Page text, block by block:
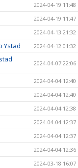
2024-04-19 11:48
2024-04-19 11:47
2024-04-13 21:32
Ystad 2024-04-12 01:32
2024-04-07 22:06
2024-04-04 12:40
2024-04-04 12:40
2024-04-04 12:38
2024-04-04 12:37
2024-04-04 12:37
2024-04-04 12:36
2024-03-18 16:07